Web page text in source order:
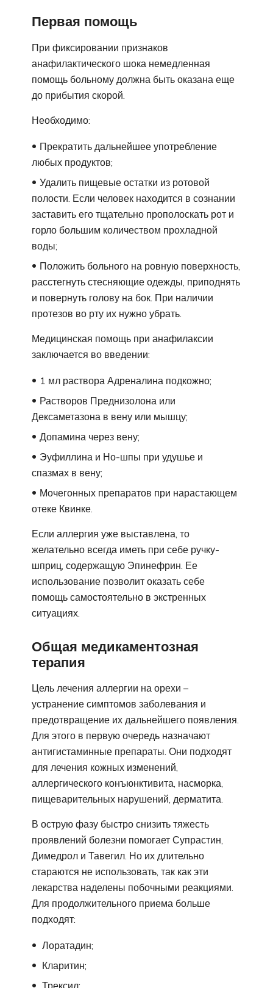
Первая помощь
При фиксировании признаков
анафилактического шока немедленная
помощь больному должна быть оказана еще
до прибытия скорой.
Необходимо:
Прекратить дальнейшее употребление
любых продуктов;
Удалить пищевые остатки из ротовой
полости. Если человек находится в сознании
заставить его тщательно прополоскать рот и
горло большим количеством прохладной
воды;
Положить больного на ровную поверхность,
расстегнуть стесняющие одежды, приподнять
и повернуть голову на бок. При наличии
протезов во рту их нужно убрать.
Медицинская помощь при анафилаксии
заключается во введении:
1 мл раствора Адреналина подкожно;
Растворов Преднизолона или
Дексаметазона в вену или мышцу;
Допамина через вену;
Эуфиллина и Но-шпы при удушье и
спазмах в вену;
Мочегонных препаратов при нарастающем
отеке Квинке.
Если аллергия уже выставлена, то
желательно всегда иметь при себе ручку-
шприц, содержащую Эпинефрин. Ее
использование позволит оказать себе
помощь самостоятельно в экстренных
ситуациях.
Общая медикаментозная
терапия
Цель лечения аллергии на орехи –
устранение симптомов заболевания и
предотвращение их дальнейшего появления.
Для этого в первую очередь назначают
антигистаминные препараты. Они подходят
для лечения кожных изменений,
аллергического конъюнктивита, насморка,
пищеварительных нарушений, дерматита.
В острую фазу быстро снизить тяжесть
проявлений болезни помогает Супрастин,
Димедрол и Тавегил. Но их длительно
стараются не использовать, так как эти
лекарства наделены побочными реакциями.
Для продолжительного приема больше
подходят:
Лоратадин;
Кларитин;